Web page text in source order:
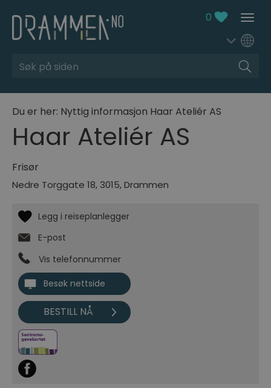
0
Søk
Du er her: Nyttig informasjon Haar Ateliér AS
Haar Ateliér AS
Frisør
Nedre Torggate 18, 3015,Drammen
E-post
Vis telefonnummer
Besøk nettside